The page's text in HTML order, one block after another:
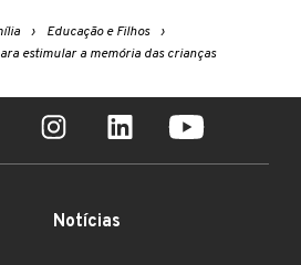
Educação e Filhos
estimular a memória das crianças
Notícias